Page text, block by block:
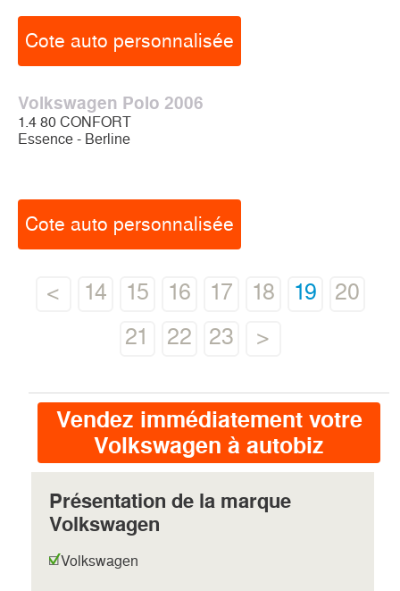
Cote auto personnalisée
Volkswagen Polo 2006
1.4 80 CONFORT
Essence - Berline
Cote auto personnalisée
< 14 15 16 17 18 19
20
21
22 23 >
Vendez immédiatement votre
Volkswagen à autobiz
Présentation de la marque
Volkswagen
Volkswagen